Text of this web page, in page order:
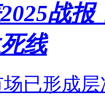
战
线
已形成